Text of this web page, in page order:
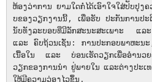
ຫ້ອງ​ວ່າການ ​ຍາມ​ໃດ​ກໍ່​ໄດ້​ເອົາ​ໃຈ​ໃສ່​ປັບປຸ
ບຂອງ​ວຽກ​ງານ​ນີ້, ເພື່ອຮັບ ປະກັນ​ການ​ປ​ະ
ນັບ​ທັງ​ລະບອບ​ທີ່​ມີ​ລັກສະນະ​ສ​ະເພາະ ​ແລ
ແລະ ຄົບ​ຖ້ວນ​ເຊັ່ນ: ການປະກອບພາຫະ​ນ
ເນື້ອໃນ ​ແລະ ບ່ອນເຮັດວຽກເພື່ອອຳນວຍ​
ວຽກ​ຂອງການນຳ ຢູ່​ພາຍ​ໃນ ​ແລະ​ຕ່າງປ​ະ
ໃຫ້ມີຄວາມວ່ອງໄວຂຶ້ນ.